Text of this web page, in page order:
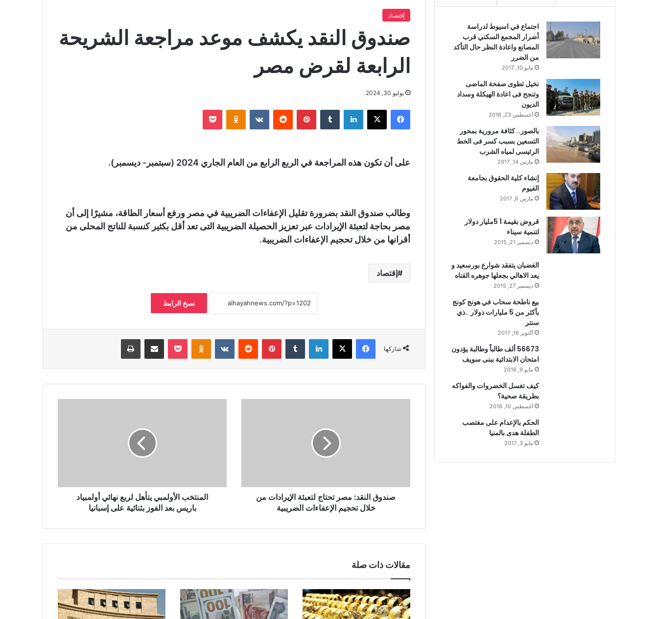
إقتصاد
صندوق النقد يكشف موعد مراجعة الشريحة
الرابعة لقرض مصر
يوليو 30, 2024
فيسبوك لينكدإن بينتيريست
على أن تكون هذه المراجعة في الربع الرابع من العام الجاري 2024 (سبتمبر- ديسمبر).
وطالب صندوق النقد بضرورة تقليل الإعفاءات الضريبية في مصر ورفع أسعار الطاقة، مشيرًا إلى أن
مصر بحاجة لتعبئة الإيرادات عبر تعزيز الحصيلة الضريبية التى تعد أقل بكثير كنسبة للناتج المحلى من
أقرانها من خلال تحجيم الإعفاءات الضريبية.
إقتصاد
نسخ الرابط
شاركها
فيسبوك لينكدإن بينتيريست بوكيت
صندوق النقد: مصر تحتاج لتعبئة الإيرادات من
خلال تحجيم الإعفاءات الضريبية
المنتخب الأولمبي يتأهل لربع نهائي أولمبياد
باريس بعد الفوز بثنائية على إسبانيا
مقالات ذات صلة
اجتماع في اسيوط لدراسة
أضرار المجمع السكني قرب
المصانع واعادة النظر حال التأكد
من الضرر
مايو 10, 2017
نخيل تطوى صفحة الماضى
وتنجح فى اعادة الهيكلة وسداد
الديون
أغسطس 23, 2016
بالصور.. كثافة مرورية بمحور
التسعين بسبب كسر فى الخط
الرئيسى لمياه الشرب
مارس 14, 2017
إنشاء كلية الحقوق بجامعة
الفيوم
مارس 6, 2017
قروض بقيمة 1 5مليار دولار
لتنمية سيناء
ديسمبر 21, 2015
الغضبان يتفقد شوارع بورسعيد و
يعد الاهالي بجعلها جوهره القناه
ديسمبر 27, 2015
بيع ناطحة سحاب في هونج كونج
بأكثر من 5 مليارات دولار ..ذي
سنتر
أكتوبر 16, 2017
56673 ألف طالباً وطالبة يؤدون
امتحان الابتدائية ببنى سويف
مايو 9, 2016
كيف تغسل الخضروات والفواكه
بطريقة صحية؟
أغسطس 10, 2016
الحكم بالإعدام على مغتصب
الطفلة هدى بالمنيا
مايو 3, 2017